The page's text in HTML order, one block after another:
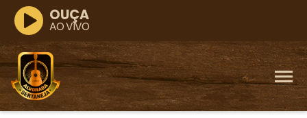
OUÇA
AO VIVO